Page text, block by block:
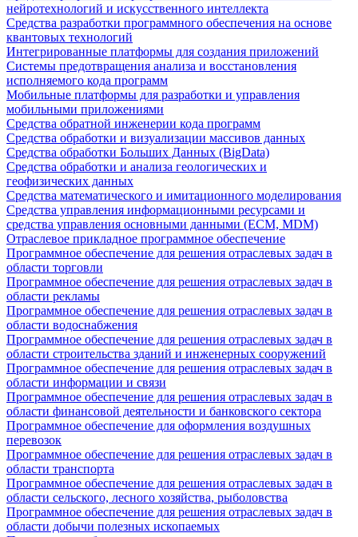
нейротехнологий и искусственного интеллекта
Средства разработки программного обеспечения на основе
квантовых технологий
Интегрированные платформы для создания приложений
Системы предотвращения анализа и восстановления
исполняемого кода программ
Мобильные платформы для разработки и управления
мобильными приложениями
Средства обратной инженерии кода программ
Средства обработки и визуализации массивов данных
Средства обработки Больших Данных (BigData)
Средства обработки и анализа геологических и
геофизических данных
Средства математического и имитационного моделирования
Средства управления информационными ресурсами и
средства управления основными данными (ECM, MDM)
Отраслевое прикладное программное обеспечение
Программное обеспечение для решения отраслевых задач в
области торговли
Программное обеспечение для решения отраслевых задач в
области рекламы
Программное обеспечение для решения отраслевых задач в
области водоснабжения
Программное обеспечение для решения отраслевых задач в
области строительства зданий и инженерных сооружений
Программное обеспечение для решения отраслевых задач в
области информации и связи
Программное обеспечение для решения отраслевых задач в
области финансовой деятельности и банковского сектора
Программное обеспечение для оформления воздушных
перевозок
Программное обеспечение для решения отраслевых задач в
области транспорта
Программное обеспечение для решения отраслевых задач в
области сельского, лесного хозяйства, рыболовства
Программное обеспечение для решения отраслевых задач в
области добычи полезных ископаемых